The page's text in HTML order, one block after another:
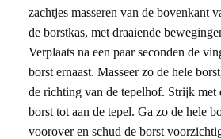
zachtjes masseren van de bovenkant
de borstkas, met draaiende
Verplaats na een paar seconden de
borst ernaast. Masseer zo de hele
de richting van de tepelhof. Strijk met
borst tot aan de tepel. Ga zo de hele
voorover en schud de borst